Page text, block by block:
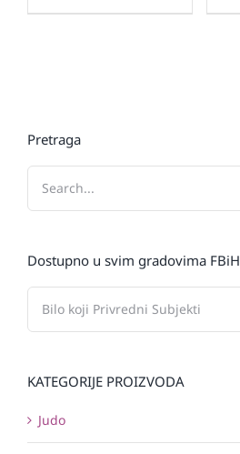
Pretraga
Dostupno u svim gradovima FBiH
KATEGORIJE PROIZVODA
Judo